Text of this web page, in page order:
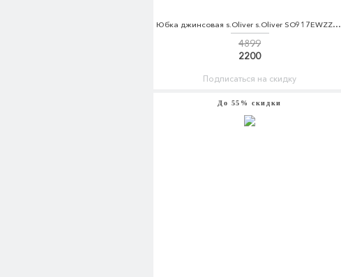
Юбка джинсовая s.Oliver s.Oliver SO917EWZZH71
4899
2200
Подписаться на скидку
До 55% скидки